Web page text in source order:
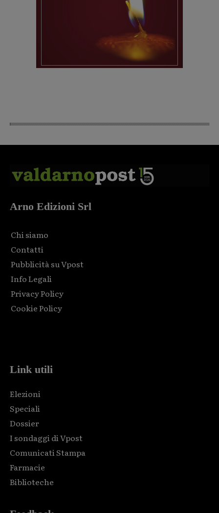
Arno Edizioni Srl
Chi siamo
Contatti
Pubblicità su Vpost
Info Legali
Privacy Policy
Cookie Policy
Link utili
Elezioni
Speciali
Dossier
I sondaggi di Vpost
Comunicati Stampa
Farmacie
Biblioteche